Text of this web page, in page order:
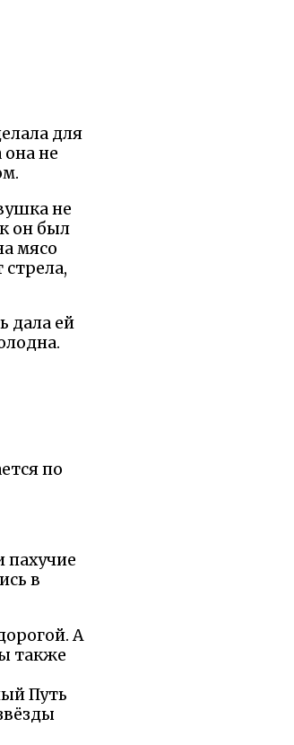
для
не
не
он был
мясо
дала ей
по
пахучие
в
А
также
Путь